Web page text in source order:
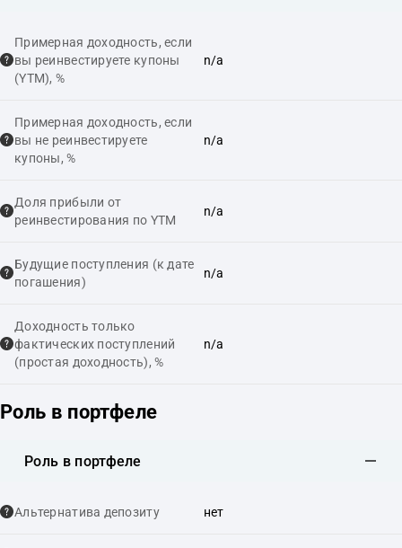
Примерная доходность, если
вы реинвестируете купоны
(YTM), %
n/a
Примерная доходность, если
вы не реинвестируете
купоны, %
n/a
Доля прибыли от
реинвестирования по YTM
n/a
Будущие поступления (к дате
погашения)
n/a
Доходность только
фактических поступлений
(простая доходность), %
n/a
Роль в портфеле
Роль в портфеле
Альтернатива депозиту нет